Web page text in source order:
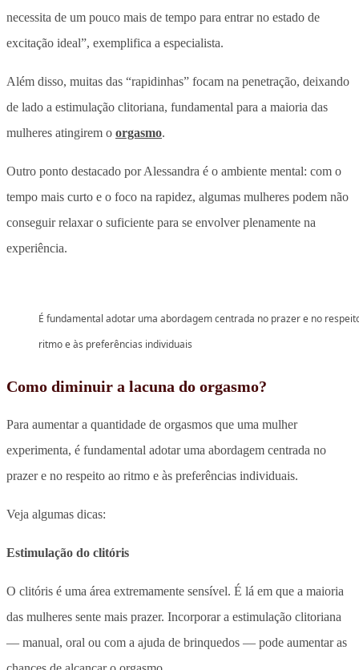
necessita de um pouco mais de tempo para entrar no estado de
excitação ideal”, exemplifica a especialista.
Além disso, muitas das “rapidinhas” focam na penetração, deixando
de lado a estimulação clitoriana, fundamental para a maioria das
mulheres atingirem o orgasmo.
Outro ponto destacado por Alessandra é o ambiente mental: com o
tempo mais curto e o foco na rapidez, algumas mulheres podem não
conseguir relaxar o suficiente para se envolver plenamente na
experiência.
É fundamental adotar uma abordagem centrada no prazer e no
ritmo e às preferências individuais
Como diminuir a lacuna do orgasmo?
Para aumentar a quantidade de orgasmos que uma mulher
experimenta, é fundamental adotar uma abordagem centrada no
prazer e no respeito ao ritmo e às preferências individuais.
Veja algumas dicas:
Estimulação do clitóris
O clitóris é uma área extremamente sensível. É lá em que a maioria
das mulheres sente mais prazer. Incorporar a estimulação clitoriana
— manual, oral ou com a ajuda de brinquedos — pode aumentar as